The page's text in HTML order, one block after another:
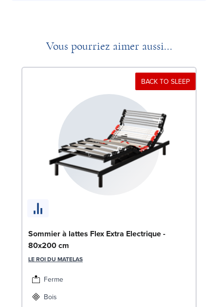
Vous pourriez aimer aussi...
BACK TO SLEEP
Sommier à lattes Flex Extra Electrique -
80x200 cm
LE ROI DU MATELAS
Ferme
Bois